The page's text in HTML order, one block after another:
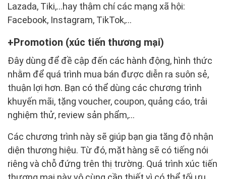
Lazada, Tiki,…hay thậm chí các mạng xã hội:
Facebook, Instagram, TikTok,…
Promotion (xúc tiến thương mại)
Đây dùng để đề cập đến các hành động, hình thức
nhằm để quá trình mua bán được diễn ra suôn sẻ,
thuận lợi hơn. Bạn có thể dùng các chương trình
khuyến mãi, tặng voucher, coupon, quảng cáo, trải
nghiệm thử, review sản phẩm,…
Các chương trình này sẽ giúp bạn gia tăng độ nhận
diện thương hiệu. Từ đó, mặt hàng sẽ có tiếng nói
riêng và chỗ đứng trên thị trường. Quá trình xúc tiến